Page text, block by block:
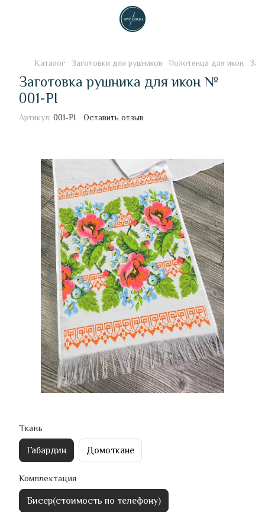
Каталог Заготовки для рушников Полотенца для икон
Заготовка рушника для икон №
001-РІ
Артикул: 001-РІ Оставить отзыв
Ткань
Габардин Домоткане
Комплектация
Бисер(стоимость по телефону)